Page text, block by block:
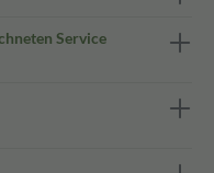
Service